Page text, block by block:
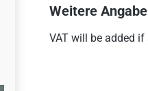
Weitere
VAT will be added